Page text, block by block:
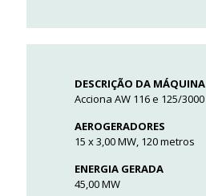
DESCRIÇÃO DA MÁQUINA
Acciona AW 116 e 125/3000
AEROGERADORES
15 x 3,00 MW, 120 metros
ENERGIA GERADA
45,00 MW